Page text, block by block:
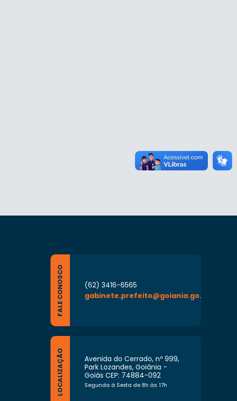
FALE CONOSCO
(62) 3416-6565
gabinete.prefeito@goiania.go.gov.br
LOCALIZAÇÃO
Avenida do Cerrado, nº 999,
Park Lozandes, Goiânia -
Goiás CEP: 74884-092
Segunda à Sexta de 8h às 17h